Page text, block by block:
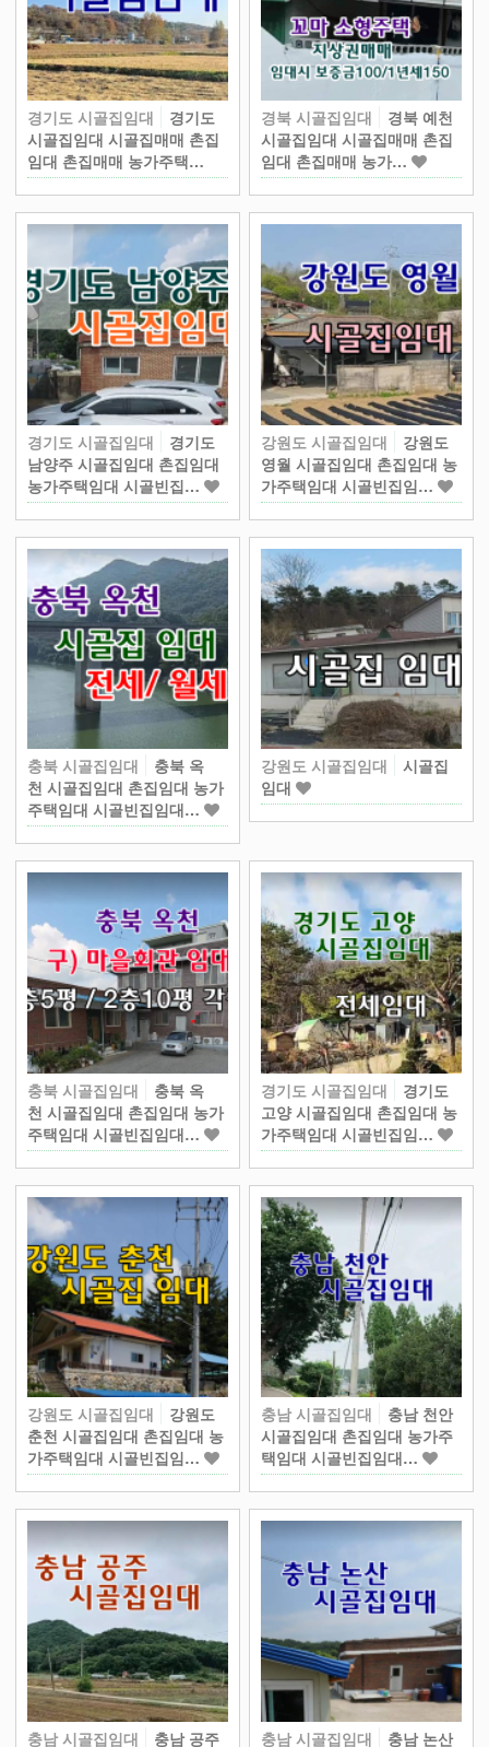
경기도 시골집임대
경기도
시골집임대 시골집매매 촌집
임대 촌집매매 농가주택…
경북 시골집임대
경북 예천
시골집임대 시골집매매 촌집
임대 촌집매매 농가…
경기도 시골집임대
경기도
남양주 시골집임대 촌집임대
농가주택임대 시골빈집…
강원도 시골집임대
강원도
영월 시골집임대 촌집임대 농
가주택임대 시골빈집임…
충북 시골집임대
충북 옥
천 시골집임대 촌집임대 농가
주택임대 시골빈집임대…
강원도 시골집임대
시골집
임대
충북 시골집임대
충북 옥
천 시골집임대 촌집임대 농가
주택임대 시골빈집임대…
경기도 시골집임대
경기도
고양 시골집임대 촌집임대 농
가주택임대 시골빈집임…
강원도 시골집임대
강원도
춘천 시골집임대 촌집임대 농
가주택임대 시골빈집임…
충남 시골집임대
충남 천안
시골집임대 촌집임대 농가주
택임대 시골빈집임대…
충남 시골집임대 충남 공주 충남 시골집임대 충남 논산